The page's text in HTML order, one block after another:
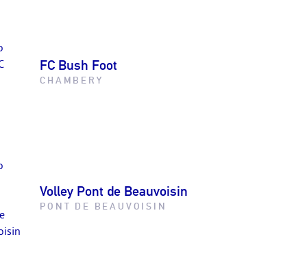
FC Bush Foot
CHAMBERY
Volley Pont de Beauvoisin
PONT DE BEAUVOISIN